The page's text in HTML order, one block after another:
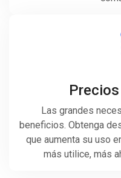
Las grandes
beneficios. Obtenga
que aumenta su uso
más utilice, más